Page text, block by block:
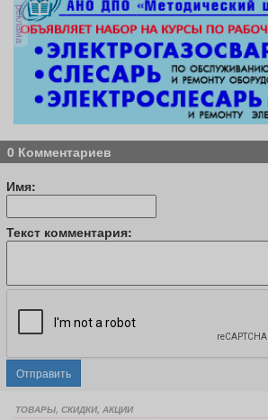
реклама
0 Комментариев
Имя:
Текст комментария:
Отправить
ТОВАРЫ, СКИДКИ, АКЦИИ